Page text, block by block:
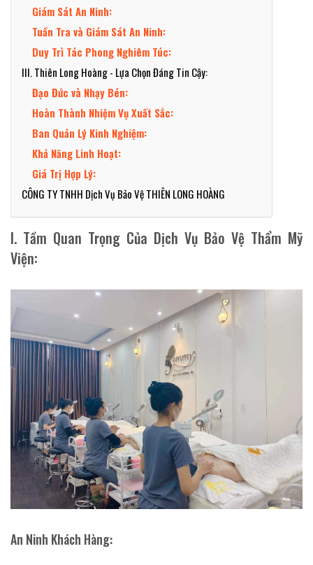
Giám Sát An Ninh:
Tuần Tra và Giám Sát An Ninh:
Duy Trì Tác Phong Nghiêm Túc:
III. Thiên Long Hoàng - Lựa Chọn Đáng Tin Cậy:
Đạo Đức và Nhạy Bén:
Hoàn Thành Nhiệm Vụ Xuất Sắc:
Ban Quản Lý Kinh Nghiệm:
Khả Năng Linh Hoạt:
Giá Trị Hợp Lý:
CÔNG TY TNHH Dịch Vụ Bảo Vệ THIÊN LONG HOÀNG
I. Tầm Quan Trọng Của Dịch Vụ Bảo Vệ Thẩm Mỹ
Viện:
An Ninh Khách Hàng: